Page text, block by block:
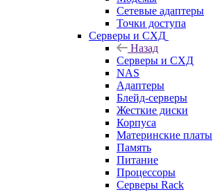
Сетевые адаптеры
Точки доступа
Серверы и СХД
Назад
Серверы и СХД
NAS
Адаптеры
Блейд-серверы
Жесткие диски
Корпуса
Материнские платы
Память
Питание
Процессоры
Серверы Rack